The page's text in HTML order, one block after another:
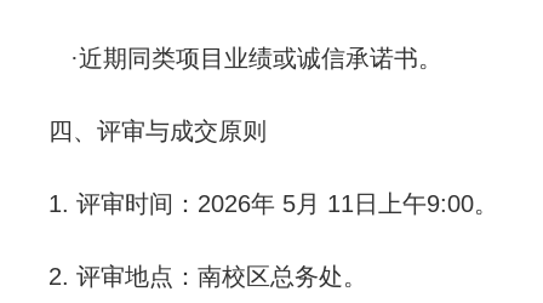
·近期同类项目业绩或诚信承诺书。
四、评审与成交原则
1. 评审时间： 2026年 5月 11 日上午9:00。
2. 评审地点：南校区总务处。